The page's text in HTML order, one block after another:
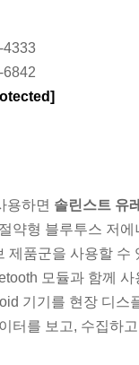
4333
6842
용하면 솔린스트 유
약형 블루투스 저에
제품군을 사용할 수
모듈과 함께 사
기기를 현장 디스
터를 보고, 수집하